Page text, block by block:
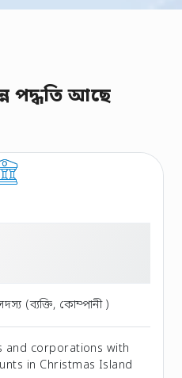
পদ্ধতি আছে
(ব্যক্তি, কোম্পানী )
and corporations with
in Christmas Island